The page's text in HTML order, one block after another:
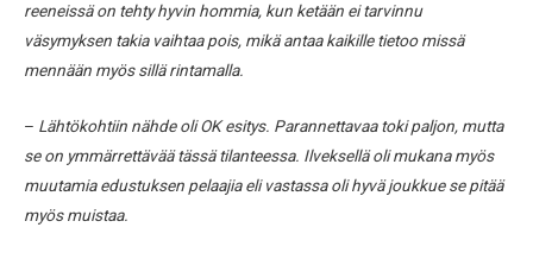
reeneissä on tehty hyvin hommia, kun ketään ei tarvinnu
väsymyksen takia vaihtaa pois, mikä antaa kaikille tietoo missä
mennään myös sillä rintamalla.
– Lähtökohtiin nähde oli OK esitys. Parannettavaa toki paljon, mutta
se on ymmärrettävää tässä tilanteessa. Ilveksellä oli mukana myös
muutamia edustuksen pelaajia eli vastassa oli hyvä joukkue se pitää
myös muistaa.